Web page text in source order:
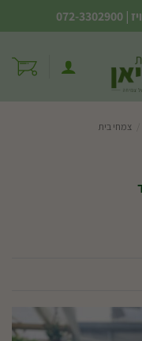
|
072-3302900
צמחי בית